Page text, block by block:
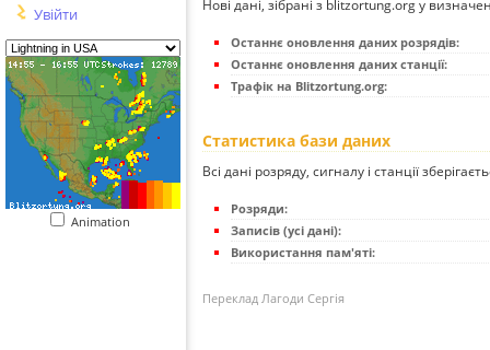
Увійти
Animation
Нові дані, зібрані з blitzortung.org у
Останнє оновлення даних розрядів:
Останнє оновлення даних станції:
Трафік на Blitzortung.org:
Статистика бази даних
Всі дані розряду, сигналу і станції
Розряди:
Записів (усі дані):
Використання пам'яті:
Переклад Лагоди Сергія